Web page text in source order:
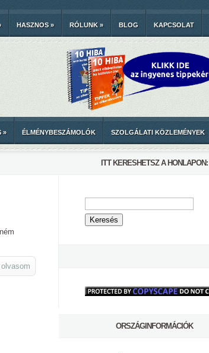
HASZNOS» RÓLUNK » BLOG KAPCSOLAT
» ÉLMÉNYBESZÁMOLÓK SZOLGÁLATI KÖZLEMÉNYEK
ITT KERESHETSZ A HONLAPON:
ORSZÁGINFORMÁCIÓK